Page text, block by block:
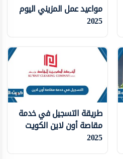
مواعيد عمل المزيني اليوم
2025
طريقة التسجيل في خدمة
مقاصة أون لاين الكويت
2025